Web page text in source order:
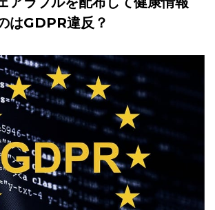
はGDPR違反？